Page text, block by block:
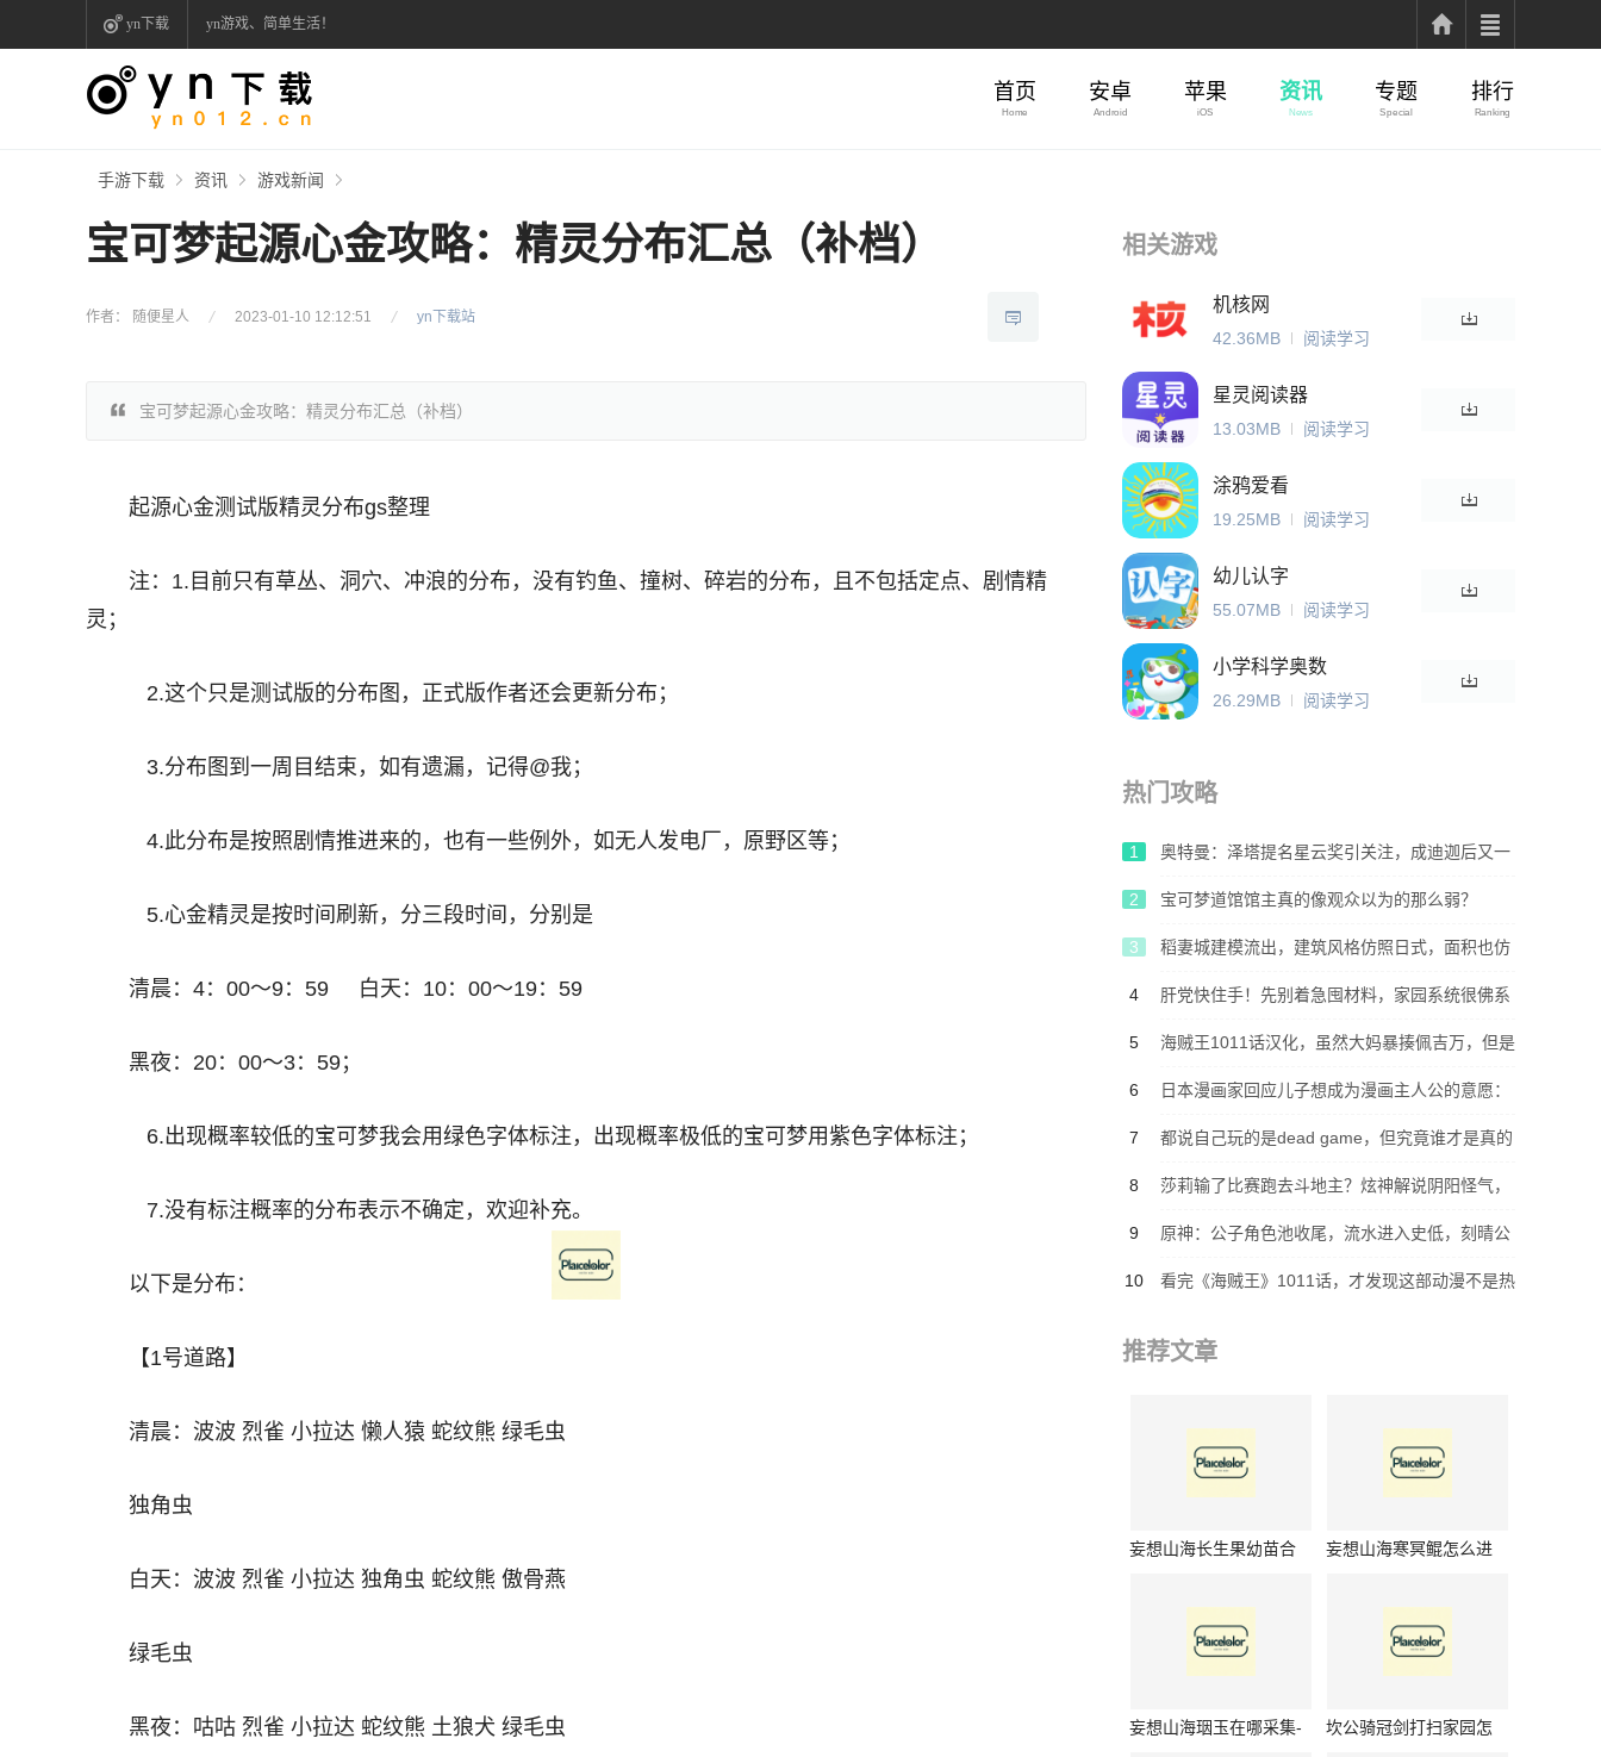
yn下载 yn游戏、简单生活！
首页
Home
安卓
Android
苹果
iOS
资讯
News
专题
Special
排行
Ranking
手游下载 资讯 游戏新闻
宝可梦起源心金攻略：精灵分布汇总（补档）
作者： 随便星人 2023-01-10 12:12:51 yn下载站
宝可梦起源心金攻略：精灵分布汇总（补档）
起源心金测试版精灵分布gs整理
注：1.目前只有草丛、洞穴、冲浪的分布，没有钓鱼、撞树、碎岩的分布，且不包括定点、剧情精
灵；
2.这个只是测试版的分布图，正式版作者还会更新分布；
3.分布图到一周目结束，如有遗漏，记得@我；
4.此分布是按照剧情推进来的，也有一些例外，如无人发电厂，原野区等；
5.心金精灵是按时间刷新，分三段时间，分别是
清晨：4：00～9：59 白天：10：00～19：59
黑夜：20：00～3：59；
6.出现概率较低的宝可梦我会用绿色字体标注，出现概率极低的宝可梦用紫色字体标注；
7.没有标注概率的分布表示不确定，欢迎补充。
以下是分布：
【1号道路】
清晨：波波 烈雀 小拉达 懒人猿 蛇纹熊 绿毛虫
独角虫
白天：波波 烈雀 小拉达 独角虫 蛇纹熊 傲骨燕
绿毛虫
黑夜：咕咕 烈雀 小拉达 蛇纹熊 土狼犬 绿毛虫
相关游戏
机核网
42.36MB 阅读学习
星灵阅读器
13.03MB 阅读学习
涂鸦爱看
19.25MB 阅读学习
幼儿认字
55.07MB 阅读学习
小学科学奥数
26.29MB 阅读学习
热门攻略
1 奥特曼：泽塔提名星云奖引关注，成迪迦后又一
提名星云奖的奥特曼作品
2 宝可梦道馆馆主真的像观众以为的那么弱？
3 稻妻城建模流出，建筑风格仿照日式，面积也仿
照岛国？
4 肝党快住手！先别着急囤材料，家园系统很佛系
5 海贼王1011话汉化，虽然大妈暴揍佩吉万，但是
她不会和凯多决裂
6 日本漫画家回应儿子想成为漫画主人公的意愿：
这么做可没什么好事
7 都说自己玩的是dead game，但究竟谁才是真的
dead game？
8 莎莉输了比赛跑去斗地主？炫神解说阴阳怪气，
莎莉深夜长文怒怼！
9 原神：公子角色池收尾，流水进入史低，刻晴公
子成为惨二人组
10 看完《海贼王》1011话，才发现这部动漫不是热
推荐文章
妄想山海长生果幼苗合
妄想山海寒冥鲲怎么进
妄想山海珚玉在哪采集-
坎公骑冠剑打扫家园怎